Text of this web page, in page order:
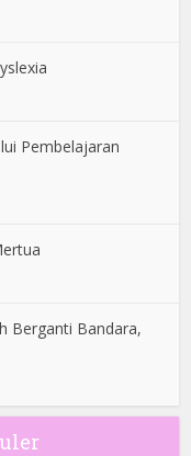
Pembelajaran
Berganti Bandara,